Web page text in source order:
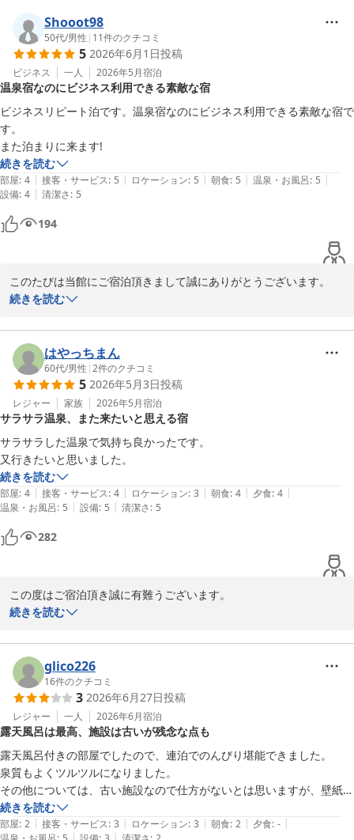
Shooot98
50代/男性 | 11件のクチコミ
5 2026年6月1日投稿
ビジネス 一人 2026年5月宿泊
温泉宿なのにビジネス利用できる素敵な宿
ビジネスリピート泊です。温泉宿なのにビジネス利用できる素敵な宿で
す。
また泊まりに来ます!
続きを読む
部屋: 4 | 接客・サービス: 5 | ロケーション: 5 | 朝食: 5 | 温泉・お風呂: 5 |
設備: 4 | 清潔さ: 5
194
このたびは当館にご宿泊頂きまして誠にありがとうございます。
ご滞在中は温泉などごゆっくりお楽しみ頂けましたご様子で、何よ
当館のスタッフへも高く評価して頂きありがとうございます。当日
対応をしました者たちにも伝えまして、日々のサービス維持、向上
の励みにさせて頂きます。
今後も皆様に非日常な空間をご満喫頂けます様に、清潔感にも細心
の注意を払いまして維持をして参ります。
次回も別府温泉（別府）にご来館の際はビジネスの拠点としてご利
用頂ければ幸いでございます。
またのご利用を楽しみにお待ちしております。
ゆとりろ別府　宗像
別府温泉 和モダン湯宿 ゆとりろ別府
続きを読む
はやっちまん
60代/男性 |2件のクチコミ
5 2026年5月3日投稿
レジャー 家族 2026年5月宿泊
サラサラ温泉、また来たいと思える宿
サラサラした温泉で気持ち良かったです。
又行きたいと思いました。
続きを読む
部屋: 4 | 接客・サービス: 4 | ロケーション: 3 | 朝食: 4 | 夕食: 4 |
温泉・お風呂: 5 | 設備: 5 | 清潔さ: 5
282
この度はご宿泊頂き誠に有難うございます。
お風呂にもご満足頂けたようでありがとうございます。
当館のサービスだけでなくスタッフの対応に関しましてもご評価し
て頂き、スタッフ一同安堵しております。
今後ともお客様により満足して頂けるような施設づくりを目指し
て、サービス向上に努めて参ります。
また機会がございましたら、再度当館をご利用頂けましたら幸いで
ございます。
従業員一同、お待ち申し上げております。
ゆとりろ別府　伊東
別府温泉 和モダン湯宿 ゆとりろ別府
2026-05-04
続きを読む
glico226
16件のクチコミ
3 2026年6月27日投稿
レジャー 一人 2026年6月宿泊
露天風呂は最高、施設は古いが残念な点も
露天風呂付きの部屋でしたので、連泊でのんびり堪能できました。
泉質もよくツルツルになりました。
その他については、古い施設なので仕方がないとは思いますが、壁紙の
剥がれや所々、天井にまで汚れやシミが気になりました。
テレビは地上波のみでYouTubeやNetflixなどが見れず、部屋でのんび
続きを読む
部屋: 2 | 接客・サービス: 3 | ロケーション: 3 | 朝食: 2 | 夕食: - |
| |